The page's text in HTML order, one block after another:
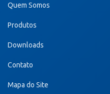
Quem Somos
Produtos
Downloads
Contato
Mapa do Site